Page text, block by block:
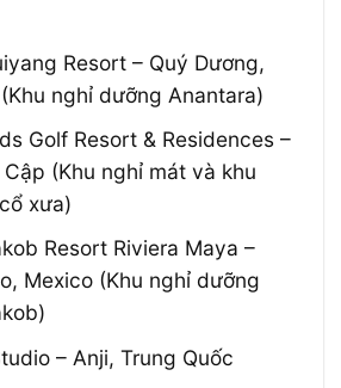
Resort – Quý Dương,
nghỉ dưỡng Anantara)
Golf Resort & Residences –
Cập (Khu nghỉ mát và khu
xưa)
Resort Riviera Maya –
Mexico (Khu nghỉ dưỡng
– Anji, Trung Quốc